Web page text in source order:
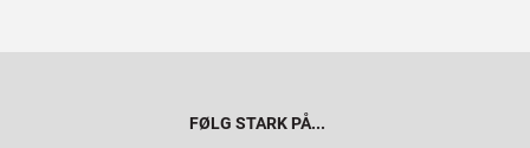
FØLG STARK PÅ...